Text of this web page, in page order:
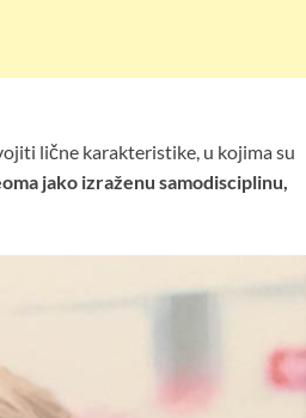
lične karakteristike, u kojima su
jako izraženu samodisciplinu,